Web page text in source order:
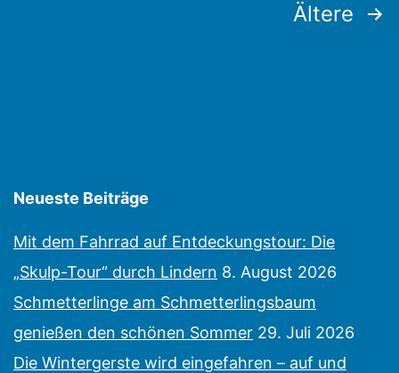
Seitennummerierung
Ältere
Neueste Beiträge
Mit dem Fahrrad auf Entdeckungstour: Die
„Skulp-Tour“ durch Lindern 8. August 2026
Schmetterlinge am Schmetterlingsbaum
genießen den schönen Sommer 29. Juli 2026
Die Wintergerste wird eingefahren – auf und